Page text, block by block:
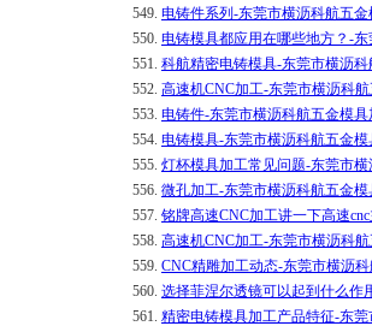
549. 电铸件系列-东莞市横沥科航五
550. 电铸模具都应用在哪些地方？-
551. 科航精密电铸模具-东莞市横沥
552. 高速机CNC加工-东莞市横沥科
553. 电铸件-东莞市横沥科航五金模具
554. 电铸模具-东莞市横沥科航五金模
555. 灯杯模具加工常见问题-东莞市
556. 微孔加工-东莞市横沥科航五金模
557. 铭牌高速CNC加工讲一下高速
558. 高速机CNC加工-东莞市横沥科
559. CNC精雕加工动态-东莞市横沥
560. 选择菲涅尔透镜可以起到什么作
561. 精密电铸模具加工产品特征-东